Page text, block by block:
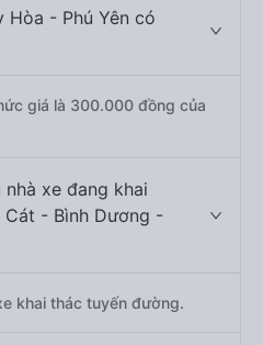
Hòa - Phú Yên có
giá là 300.000 đồng của
xe đang khai
- Bình Dương -
khai thác tuyến đường.